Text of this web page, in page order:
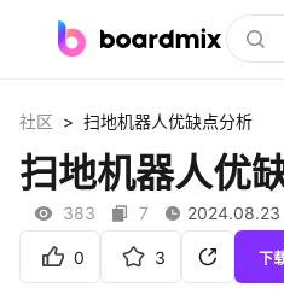
社区资源
下载
社区 > 扫地机器人优缺点分析
扫地机器人优
383 7 2024.08.23
0 3 下